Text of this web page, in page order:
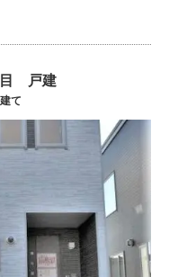
目 戸建
て